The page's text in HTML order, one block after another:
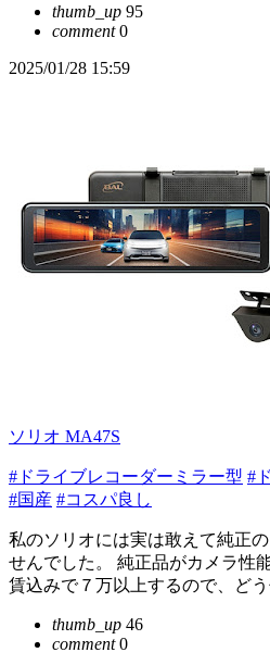
thumb_up 95
comment0
2025/01/28 15:59
ソリオ MA47S
#ドライブレコーダーミラー型 #
#国産 #コスパ良し
私のソリオには実は敢えて純正
せんでした。 純正品がカメラ性
賃込みで７万以上するので、ど
thumb_up 46
comment0